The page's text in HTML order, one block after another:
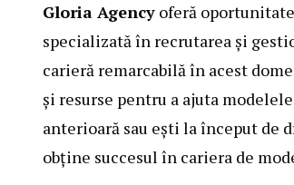
Gloria Agency oferă
specializată în recrutarea și
carieră remarcabilă în acest
și resurse pentru a ajuta
anterioară sau ești la început de
obține succesul în cariera de